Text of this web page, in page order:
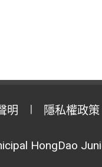
明 隱私權政策
HongDao